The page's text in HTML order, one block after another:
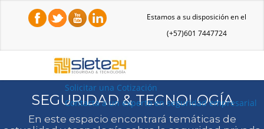
Estamos a su disposición en el
(+57)601 7447724
Solicitar una Cotización
Contacta a un experto en seguridad empresarial
SEGURIDAD & TECNOLOGÍA
En este espacio encontrará temáticas de